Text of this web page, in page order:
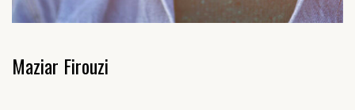
Maziar Firouzi